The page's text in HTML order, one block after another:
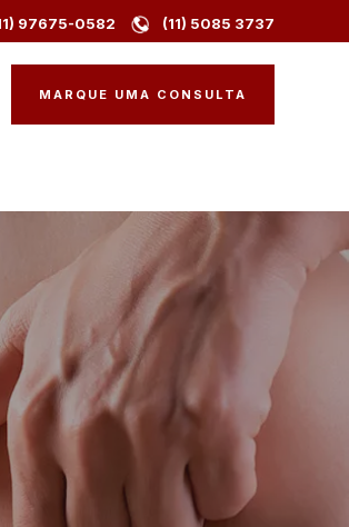
(11) 5085 3737
97675-0582
MARQUE UMA CONSULTA